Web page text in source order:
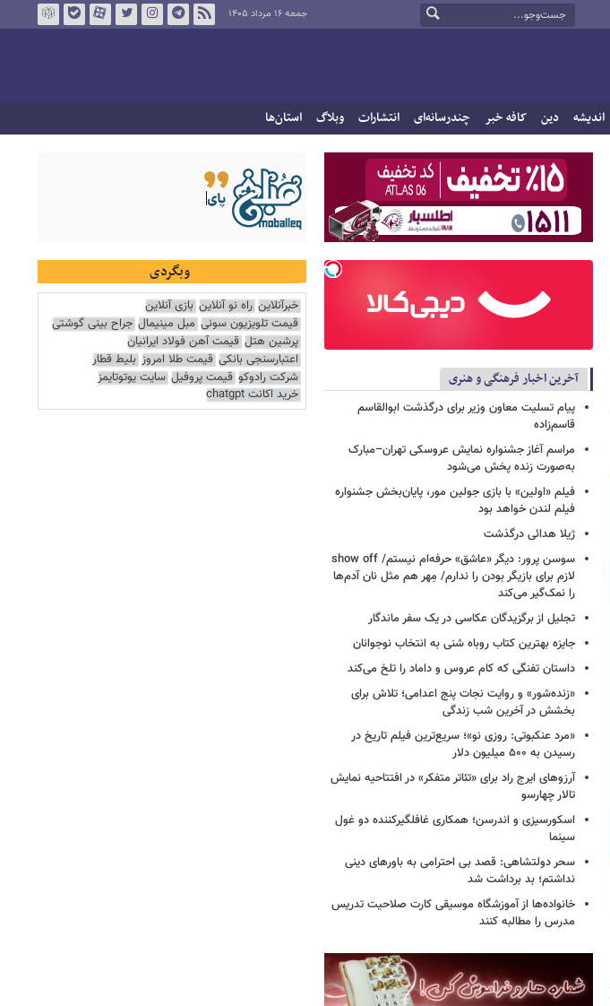
جمعه ۱۶ مرداد ۱۴۰۵
اندیشه دین کافه خبر چندرسانه‌ای انتشارات وبلاگ استان‌ها
آخرین اخبار فرهنگی و هنری
پیام تسلیت معاون وزیر برای درگذشت ابوالقاسم
قاسم‌زاده
مراسم آغاز جشنواره نمایش عروسکی تهران–مبارک
به‌صورت زنده پخش می‌شود
فیلم «اولین» با بازی جولین مور، پایان‌بخش جشنواره
فیلم لندن خواهد بود
ژیلا هدائی درگذشت
سوسن پرور: دیگر «عاشق» حرفه‌ام نیستم/ show off
لازم برای بازیگر بودن را ندارم/ مِهر هم مثل نان آدم‌ها
را نمک‌گیر می‌کند
تجلیل از برگزیدگان عکاسی در یک سفر ماندگار
جایزه بهترین کتاب روباه شنی به انتخاب نوجوانان
داستان تفنگی که کام عروس و داماد را تلخ می‌کند
«زنده‌شور» و روایت نجات پنج اعدامی؛ تلاش برای
بخشش در آخرین شب زندگی
«مرد عنکبوتی: روزی نو»؛ سریع‌ترین فیلم تاریخ در
رسیدن به ۵۰۰ میلیون دلار
آرزوهای ایرج راد برای «تئاتر متفکر» در افتتاحیه نمایش
تالار چهارسو
اسکورسیزی و اندرسن؛ همکاری غافلگیرکننده دو غول
سینما
سحر دولتشاهی: قصد بی احترامی به باورهای دینی
نداشتم؛ بد برداشت شد
خانواده‌ها از آموزشگاه موسیقی کارت صلاحیت تدریس
مدرس را مطالبه کنند
وبگردی
خبرآنلاین راه نو آنلاین بازی آنلاین
قیمت تلویزیون سونی مبل مینیمال جراح بینی گوشتی
پرشین هتل قیمت آهن فولاد ایرانیان
اعتبارسنجی بانکی قیمت طلا امروز بلیط قطار
شرکت رادوکو قیمت پروفیل سایت یوتوتایمز
خرید اکانت chatgpt